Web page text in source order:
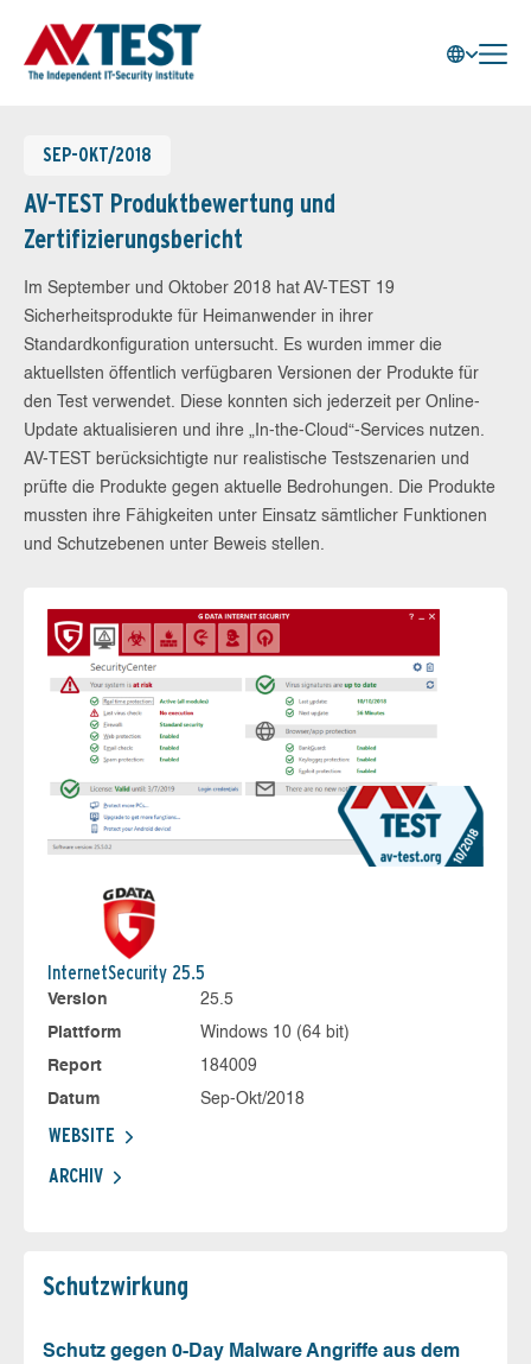
SEP-OKT/2018
AV-TEST Produktbewertung und
Zertifizierungsbericht
Im September und Oktober 2018 hat AV-TEST 19
Sicherheitsprodukte für Heimanwender in ihrer
Standardkonfiguration untersucht. Es wurden immer die
aktuellsten öffentlich verfügbaren Versionen der Produkte für
den Test verwendet. Diese konnten sich jederzeit per Online-
Update aktualisieren und ihre „In-the-Cloud“-Services nutzen.
AV-TEST berücksichtigte nur realistische Testszenarien und
prüfte die Produkte gegen aktuelle Bedrohungen. Die Produkte
mussten ihre Fähigkeiten unter Einsatz sämtlicher Funktionen
und Schutzebenen unter Beweis stellen.
InternetSecurity 25.5
Version
25.5
Plattform
Windows 10 (64 bit)
Report
184009
Datum
Sep-Okt/2018
WEBSITE
ARCHIV
Schutz­wirkung
Schutz gegen 0-Day Malware Angriffe aus dem